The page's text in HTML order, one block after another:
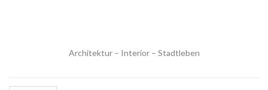
Architektur – Interior – Stadtleben